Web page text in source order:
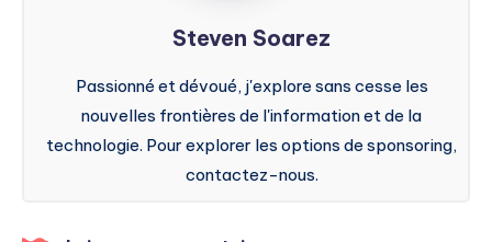
Steven Soarez
Passionné et dévoué, j'explore sans cesse les
nouvelles frontières de l'information et de la
technologie. Pour explorer les options de sponsoring,
contactez-nous.